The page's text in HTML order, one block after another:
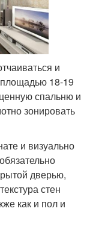
и
18-19
спальню и
зонировать
и визуально
дверью,
стен
как и пол и